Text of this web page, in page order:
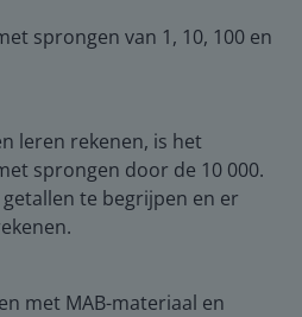
sprongen van 1, 10, 100 en
leren rekenen, is het
sprongen door de 10 000.
te begrijpen en er
met MAB-materiaal en